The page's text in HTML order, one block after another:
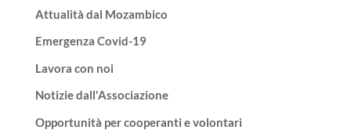
Attualità dal Mozambico
Emergenza Covid-19
Lavora con noi
Notizie dall'Associazione
Opportunità per cooperanti e volontari